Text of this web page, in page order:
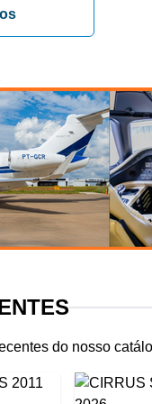
do nosso